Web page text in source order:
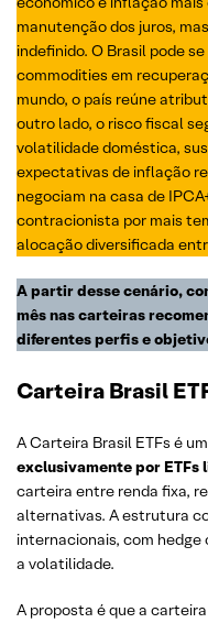
manutenção dos juros,
indefinido. O Brasil pode
commodities em
mundo, o país reúne
outro lado, o risco fiscal
volatilidade doméstica,
expectativas de inflação
negociam na casa de
contracionista por mais
alocação diversificada
A partir desse cenário,
mês nas carteiras
diferentes perfis e
Carteira Brasil
A Carteira Brasil ETFs é
exclusivamente por ETFs
carteira entre renda fixa,
alternativas. A estrutura
internacionais, com
a volatilidade.
A proposta é que a